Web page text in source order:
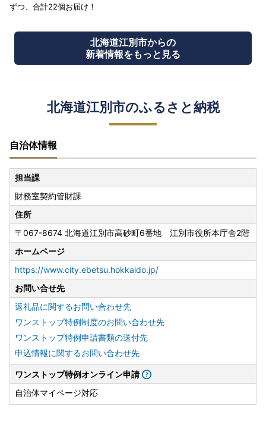
ずつ、合計22個お届け！
北海道江別市からの
新着情報をもっと見る
北海道江別市のふるさと納税
自治体情報
担当課
財務室契約管財課
住所
〒067-8674 北海道江別市高砂町6番地 江別市役所本庁舎2階
ホームページ
https://www.city.ebetsu.hokkaido.jp/
お問い合せ先
返礼品に関するお問い合わせ先
ワンストップ特例制度のお問い合わせ先
ワンストップ特例申請書類の送付先
申込情報に関するお問い合わせ先
ワンストップ特例オンライン申請
自治体マイページ対応